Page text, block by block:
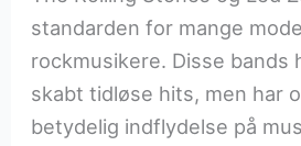
standarden for mange
rockmusikere. Disse bands
skabt tidløse hits, men har
betydelig indflydelse på